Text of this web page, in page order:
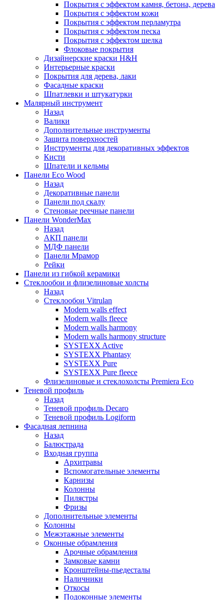
Покрытия с эффектом камня, бетона, дерева
Покрытия с эффектом кожи
Покрытия с эффектом перламутра
Покрытия с эффектом песка
Покрытия с эффектом шелка
Флоковые покрытия
Дизайнерские краски H&H
Интерьерные краски
Покрытия для дерева, лаки
Фасадные краски
Шпатлевки и штукатурки
Малярный инструмент
Назад
Валики
Дополнительные инструменты
Защита поверхностей
Инструменты для декоративных эффектов
Кисти
Шпатели и кельмы
Панели Eco Wood
Назад
Декоративные панели
Панели под скалу
Стеновые реечные панели
Панели WonderMax
Назад
АКП панели
МДФ панели
Панели Мрамор
Рейки
Панели из гибкой керамики
Стеклообои и флизелиновые холсты
Назад
Стеклообои Vitrulan
Modern walls effect
Modern walls fleece
Modern walls harmony
Modern walls harmony structure
SYSTEXX Active
SYSTEXX Phantasy
SYSTEXX Pure
SYSTEXX Pure fleece
Флизелиновые и стеклохолсты Premiera Eco
Теневой профиль
Назад
Теневой профиль Decaro
Теневой профиль Logiform
Фасадная лепнина
Назад
Балюстрада
Входная группа
Архитравы
Вспомогательные элементы
Карнизы
Колонны
Пилястры
Фризы
Дополнительные элементы
Колонны
Межэтажные элементы
Оконные обрамления
Арочные обрамления
Замковые камни
Кронштейны-пьедесталы
Наличники
Откосы
Подоконные элементы